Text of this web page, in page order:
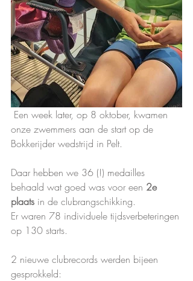
onze zwemmers aan de start op de
Bokkerijder wedstrijd in Pelt.
Daar hebben we 36 (!) medailles
behaald wat goed was voor een 2e
plaats in de clubrangschikking.
Er waren 78 individuele tijdsverbeteringen
op 130 starts.
2 nieuwe clubrecords werden bijeen
gesprokkeld: